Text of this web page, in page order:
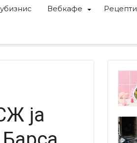
Вебкафе Рецепти
ја